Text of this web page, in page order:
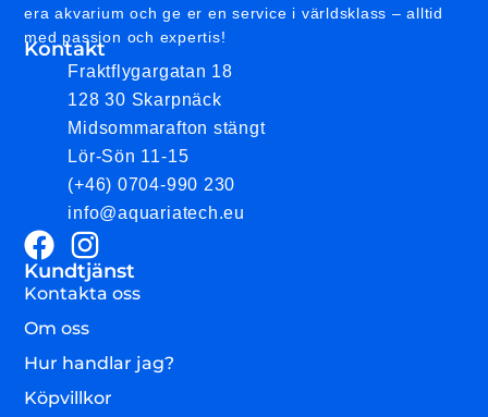
era akvarium och ge er en service i världsklass – alltid
med passion och expertis!
Kontakt
Fraktflygargatan 18
128 30 Skarpnäck
Midsommarafton stängt
Lör-Sön 11-15
(+46) 0704-990 230
info@aquariatech.eu
Kundtjänst
Kontakta oss
Om oss
Hur handlar jag?
Köpvillkor